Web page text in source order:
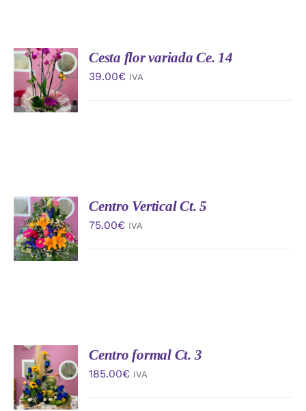
AÑADIR
AL
CARRITO
/
DETALLES
Cesta flor variada Ce. 14
39.00€ IVA
AÑADIR
AL
CARRITO
/
DETALLES
Centro Vertical Ct. 5
75.00€ IVA
AÑADIR
AL
CARRITO
/
DETALLES
Centro formal Ct. 3
185.00€ IVA